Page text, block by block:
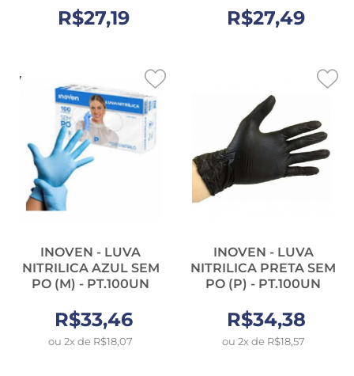
R$27,19 R$27,49
INOVEN - LUVA
NITRILICA AZUL SEM
PO (M) - PT.100UN
R$33,46
ou 2x de R$18,07
INOVEN - LUVA
NITRILICA PRETA SEM
PO (P) - PT.100UN
R$34,38
ou 2x de R$18,57